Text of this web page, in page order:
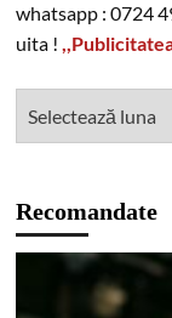
whatsapp : 0724
uita !
Recomandate